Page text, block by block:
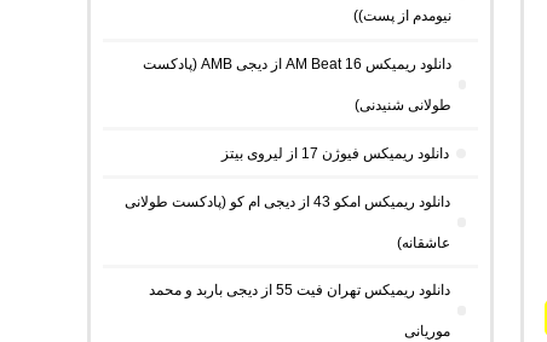
نیومدم از پست))
دانلود ریمیکس AM Beat 16 از دیجی AMB (پادکست
طولانی شنیدنی)
دانلود ریمیکس فیوژن 17 از لیروی بیتز
دانلود ریمیکس امکو 43 از دیجی ام کو (پادکست طولانی
عاشقانه)
دانلود ریمیکس تهران فیت 55 از دیجی باربد و محمد
موریانی